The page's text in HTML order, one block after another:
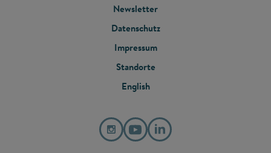
FOOTER
MENU
Newsletter
Datenschutz
Impressum
Standorte
English